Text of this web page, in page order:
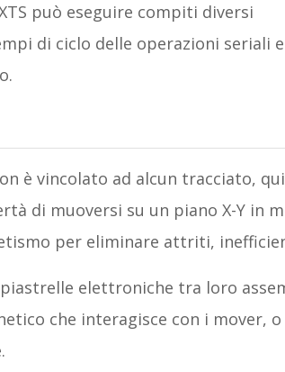
può eseguire compiti diversi
di ciclo delle operazioni seriali e
è vincolato ad alcun tracciato,
di muoversi su un piano X-Y in
per eliminare attriti,
elettroniche tra loro
che interagisce con i mover,